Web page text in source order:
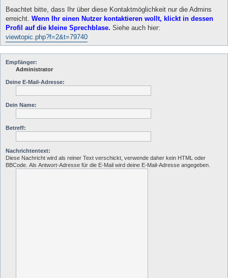
Beachtet bitte, dass Ihr über diese Kontaktmöglichkeit nur die Admins
erreicht. Wenn Ihr einen Nutzer kontaktieren wollt, klickt in dessen
Profil auf die kleine Sprechblase. Siehe auch hier:
viewtopic.php?f=2&t=79740
Empfänger:
Administrator
Deine E-Mail-Adresse:
Dein Name:
Betreff:
Nachrichtentext:
Diese Nachricht wird als reiner Text verschickt, verwende daher kein HTML oder
BBCode. Als Antwort-Adresse für die E-Mail wird deine E-Mail-Adresse angegeben.